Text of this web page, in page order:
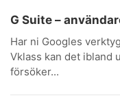
G Suite –
Har ni Googles
Vklass kan det ibland
försöker...